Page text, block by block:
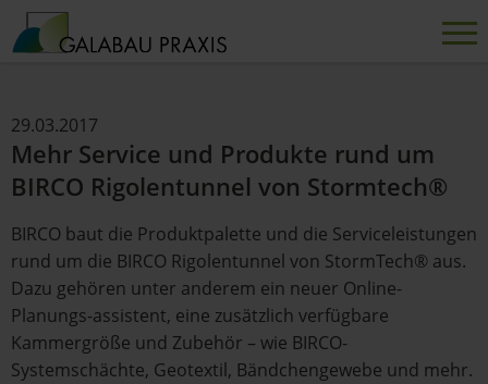
29.03.2017
Mehr Service und Produkte rund um
BIRCO Rigolentunnel von Stormtech®
BIRCO baut die Produktpalette und die Serviceleistungen
rund um die BIRCO Rigolentunnel von StormTech® aus.
Dazu gehören unter anderem ein neuer Online-
Planungs-assistent, eine zusätzlich verfügbare
Kammergröße und Zubehör – wie BIRCO-
Systemschächte, Geotextil, Bändchengewebe und mehr.